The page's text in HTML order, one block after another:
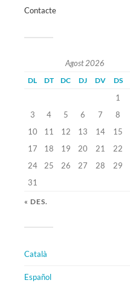
Contacte
Agost 2026
DL DT DC DJ DV DS
1
3
4 5 6 7 8
10
11 12 13 14 15
17
18 19 20 21 22
24
25 26 27 28 29
31
« DES.
Català
Español